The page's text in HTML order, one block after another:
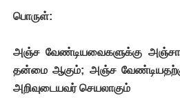
பொருள்:
அஞ்ச வேண்டியவைகளுக்கு
தன்மை ஆகும்; அஞ்ச
அறிவுடையவர் செயலாகும்